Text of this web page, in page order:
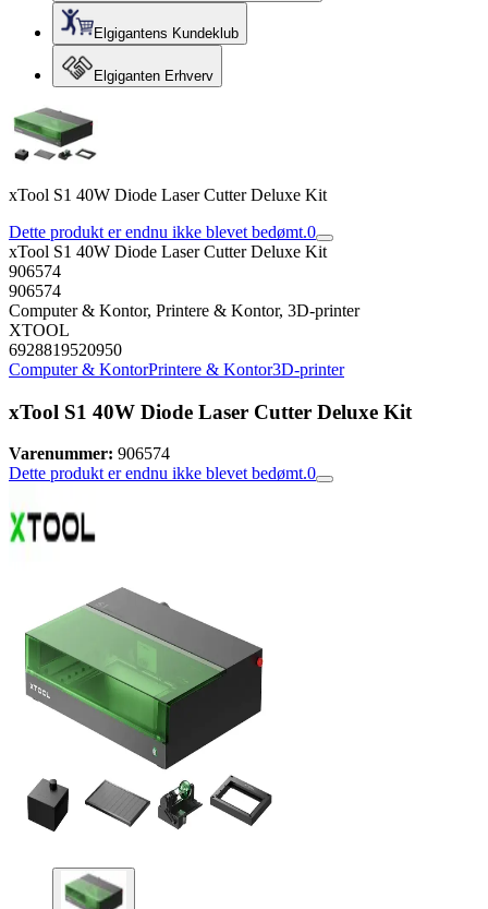
Elgigantens Kundeklub
Elgiganten Erhverv
xTool S1 40W Diode Laser Cutter Deluxe Kit
Dette produkt er endnu ikke blevet bedømt.0
xTool S1 40W Diode Laser Cutter Deluxe Kit
906574
906574
Computer & Kontor, Printere & Kontor, 3D-printer
XTOOL
6928819520950
Computer & KontorPrintere & Kontor3D-printer
xTool S1 40W Diode Laser Cutter Deluxe Kit
Varenummer: 906574
Dette produkt er endnu ikke blevet bedømt.0